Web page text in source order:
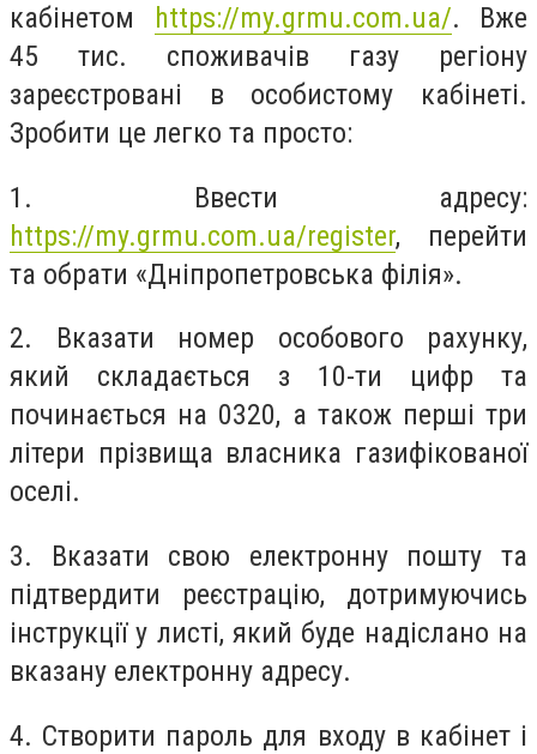
кабінетом
https://my.grmu.com.ua/. Вже
45 тис. споживачів газу регіону
зареєстровані в особистому кабінеті.
Зробити це легко та просто:
1. Ввести адресу:
https://my.grmu.com.ua/register, перейти
та обрати «Дніпропетровська філія».
2. Вказати номер особового рахунку,
який складається з 10-ти цифр та
починається на 0320, а також перші три
літери прізвища власника газифікованої
оселі.
3. Вказати свою електронну пошту та
підтвердити реєстрацію, дотримуючись
інструкції у листі, який буде надіслано на
вказану електронну адресу.
4. Створити пароль для входу в кабінет і